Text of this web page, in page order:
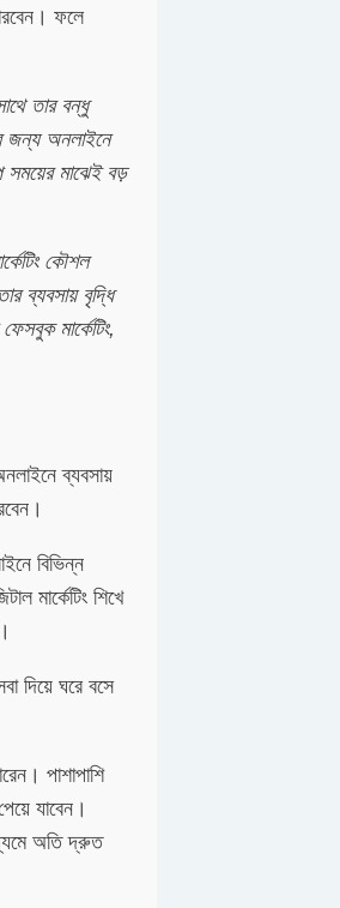
ফলে
তার বন্ধু
জন্য অনলাইনে
সময়ের মাঝেই বড়
কৌশল
ব্যবসায় বৃদ্ধি
মার্কেটিং,
ব্যবসায়
বিভিন্ন
মার্কেটিং শিখে
দিয়ে ঘরে বসে
পাশাপাশি
যাবেন।
অতি দ্রুত